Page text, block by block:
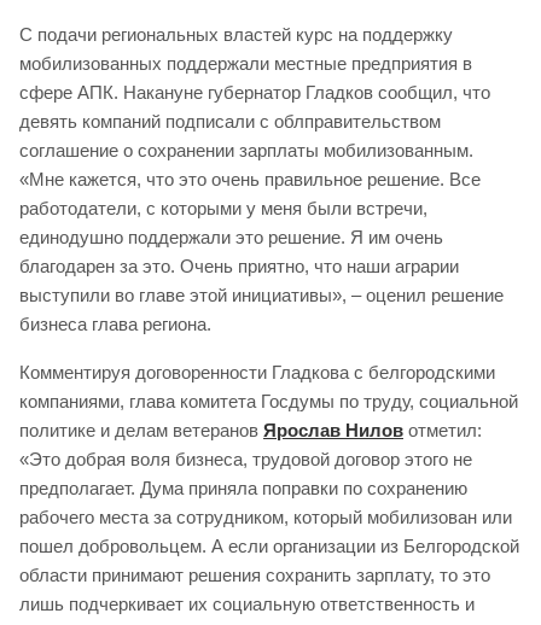
С подачи региональных властей курс на поддержку
мобилизованных поддержали местные предприятия в
сфере АПК. Накануне губернатор Гладков сообщил, что
девять компаний подписали с облправительством
соглашение о сохранении зарплаты мобилизованным.
«Мне кажется, что это очень правильное решение. Все
работодатели, с которыми у меня были встречи,
единодушно поддержали это решение. Я им очень
благодарен за это. Очень приятно, что наши аграрии
выступили во главе этой инициативы», – оценил решение
бизнеса глава региона.
Комментируя договоренности Гладкова с белгородскими
компаниями, глава комитета Госдумы по труду, социальной
политике и делам ветеранов Ярослав Нилов отметил:
«Это добрая воля бизнеса, трудовой договор этого не
предполагает. Дума приняла поправки по сохранению
рабочего места за сотрудником, который мобилизован или
пошел добровольцем. А если организации из Белгородской
области принимают решения сохранить зарплату, то это
лишь подчеркивает их социальную ответственность и